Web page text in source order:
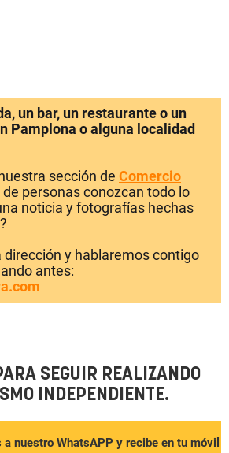
un bar, un restaurante o un
Pamplona o alguna localidad
sección de Comercio
personas conozcan todo lo
noticia y fotografías hechas
dirección y hablaremos contigo
antes:
SEGUIR REALIZANDO
INDEPENDIENTE.
nuestro WhatsAPP y recibe en tu móvil